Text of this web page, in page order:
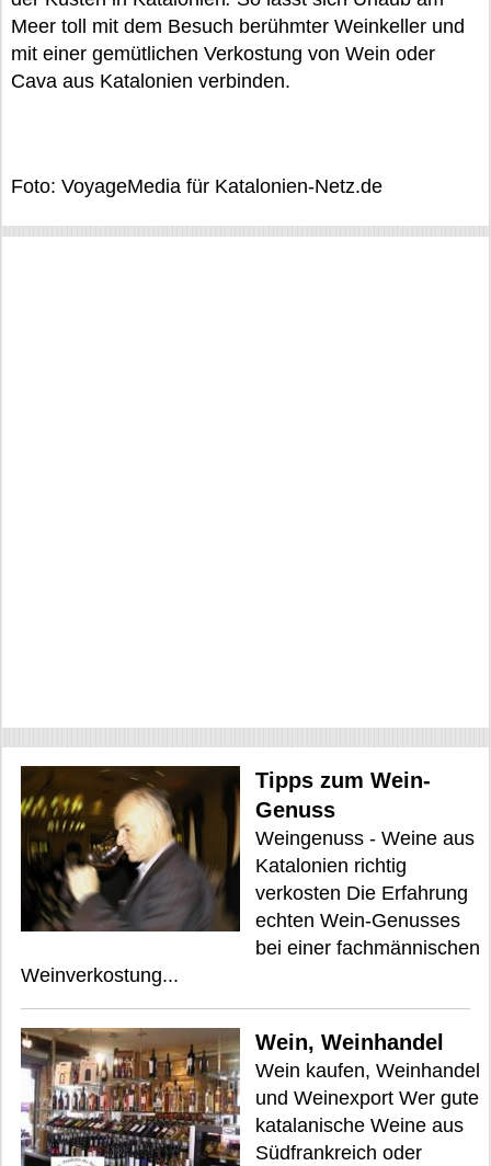
Meer toll mit dem Besuch berühmter Weinkeller und
mit einer gemütlichen Verkostung von Wein oder
Cava aus Katalonien verbinden.
Foto: VoyageMedia für Katalonien-Netz.de
Tipps zum Wein-
Genuss
Weingenuss - Weine aus
Katalonien richtig
verkosten Die Erfahrung
echten Wein-Genusses
bei einer fachmännischen
Weinverkostung...
Wein, Weinhandel
Wein kaufen, Weinhandel
und Weinexport Wer gute
katalanische Weine aus
Südfrankreich oder